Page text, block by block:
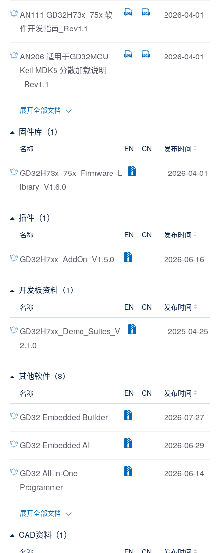
AN111 GD32H73x_75x 软
件开发指南_Rev1.1
2026-04-01
AN206 适用于GD32MCU
Keil MDK5 分散加载说明
_Rev1.1
2026-04-01
展开全部文档
固件库（1）
名称 EN CN 发布时间
GD32H73x_75x_Firmware_L
ibrary_V1.6.0
2026-04-01
插件（1）
名称 EN CN 发布时间
GD32H7xx_AddOn_V1.5.0 2026-06-16
开发板资料（1）
名称 EN CN 发布时间
GD32H7xx_Demo_Suites_V
2.1.0
2025-04-25
其他软件（8）
名称 EN CN 发布时间
GD32 Embedded Builder 2026-07-27
GD32 Embedded AI 2026-06-29
GD32 All-In-One
Programmer
2026-06-14
展开全部文档
CAD资料（1）